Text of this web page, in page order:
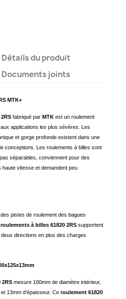
Détails du produit
Documents joints
MTK+
fabriqué par MTK est un roulement
applications les plus sévères. Les
et gorge profonde existent dans une
conceptions. Les roulements à billes sont
séparables, conviennent pour des
vitesse et demandent peu
pistes de roulement des bagues
roulements à billes 61820 2RS supportent
directions en plus des charges
2RS mesure 100mm de diamètre intérieur,
13mm d’épaisseur. Ce roulement 61820